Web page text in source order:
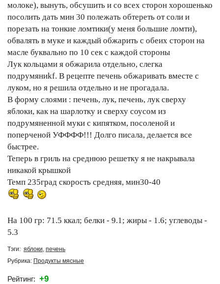
молоке), вынуть, обсушить и со всех сторон хорошенько
посолить дать мин 30 полежать обтереть от соли и
порезать на тонкие ломтики(у меня большие ломти),
обвалять в муке и каждый обжарить с обеих сторон на
масле буквально по 10 сек с каждой стороны
Лук кольцами я обжарила отдельно, слегка
подрумяниkf. В рецепте печень обжаривать вместе с
луком, но я решила отдельно и не прогадала.
В форму слоями : печень, лук, печень, лук сверху
яблоки, как на шарлотку и сверху соусом из
подрумяненной муки с кипятком, посоленой и
поперченой УФФФФ!!! Долго писала, делается все
быстрее.
Теперь в гриль на среднюю решетку я не накрывала
никакой крышкой
Темп 235град скорость средняя, мин30-40
На 100 гр: 71.5 ккал; белки - 9.1; жиры - 1.6; углеводы -
5.3
Тэги: яблоки, печень
Рубрика: Продукты мясные
Рейтинг: +9